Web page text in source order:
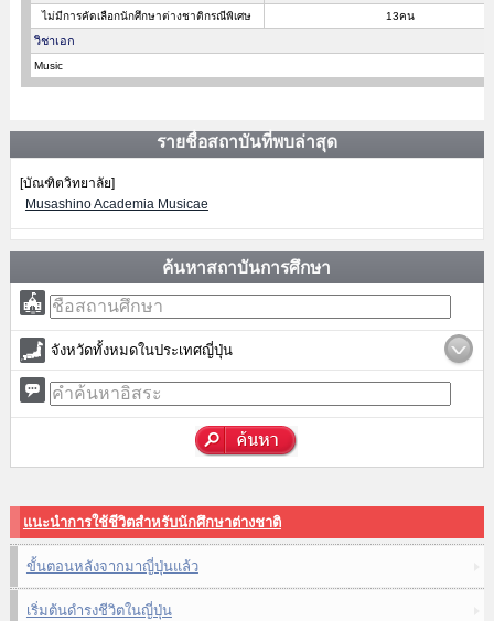
ไม่มีการคัดเลือกนักศึกษาต่างชาติกรณีพิเศษ 13คน
วิชาเอก
Music
รายชื่อสถาบันที่พบล่าสุด
[บัณฑิตวิทยาลัย]
Musashino Academia Musicae
ค้นหาสถาบันการศึกษา
จังหวัดทั้งหมดในประเทศญี่ปุ่น
แนะนำการใช้ชีวิตสำหรับนักศึกษาต่างชาติ
ขั้นตอนหลังจากมาญี่ปุ่นแล้ว
เริ่มต้นดำรงชีวิตในญี่ปุ่น